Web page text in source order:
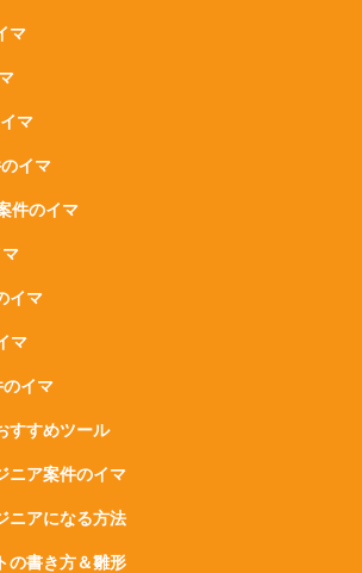
マ
マ
イマ
件のイマ
イマ
マ
イマ
すすめツール
ニア案件のイマ
ニアになる方法
の書き方＆雛形